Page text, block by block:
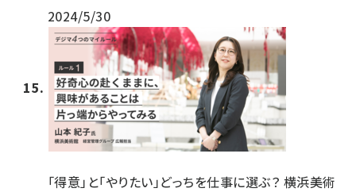
2024/5/30
「得意」と「やりたい」どっちを仕事に選ぶ？ 横浜美術